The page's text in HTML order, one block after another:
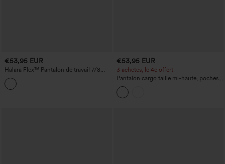
€53,95 EUR
Halara Flex™ Pantalon de travail 7/8
pied-de-poule, taille mi-haute, jambe
droite, avec poches
€53,95 EUR
3 achetés, le 4e offert
Pantalon cargo taille mi-haute, poches à
cordon, jambe large et coupe
décontractée.